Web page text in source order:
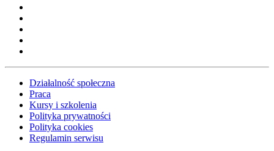
Działalność społeczna
Praca
Kursy i szkolenia
Polityka prywatności
Polityka cookies
Regulamin serwisu